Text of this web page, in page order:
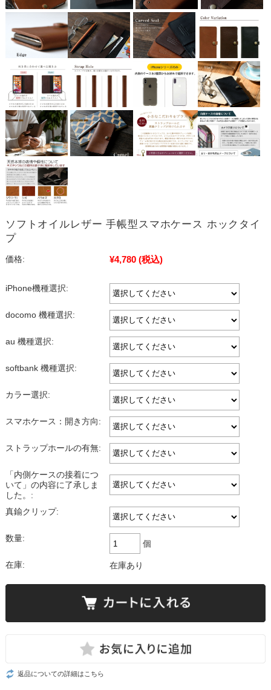
ソフトオイルレザー 手帳型スマホケース ホックタイ
プ
価格: ¥4,780 (税込)
iPhone機種選択:
docomo 機種選択:
au 機種選択:
softbank 機種選択:
カラー選択:
スマホケース：開き方向:
ストラップホールの有無:
「内側ケースの接着につ
いて」の内容に了承しま
した。:
真鍮クリップ:
数量:
個
在庫: 在庫あり
返品についての詳細はこちら